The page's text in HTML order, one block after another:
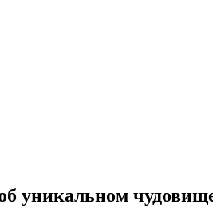
уникальном